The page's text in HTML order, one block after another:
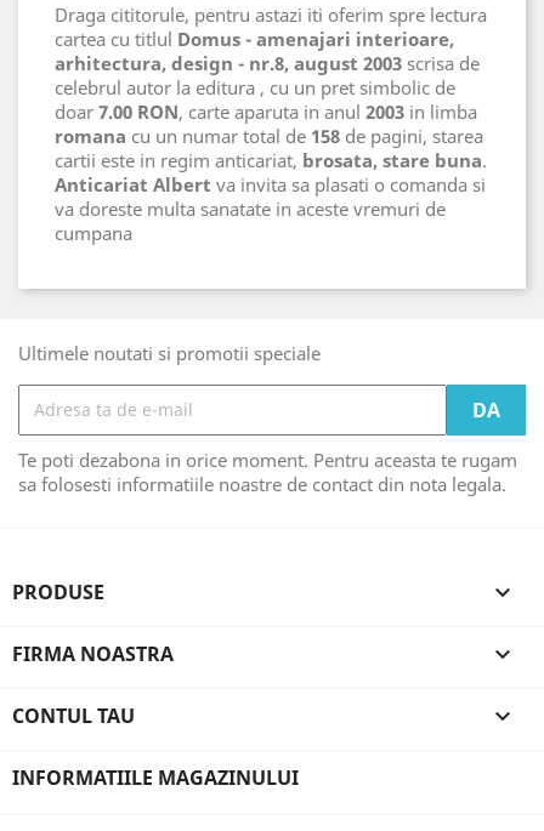
Draga cititorule, pentru astazi iti oferim spre lectura
cartea cu titlul Domus - amenajari interioare,
arhitectura, design - nr.8, august 2003 scrisa de
celebrul autor la editura , cu un pret simbolic de
doar 7.00 RON, carte aparuta in anul 2003 in limba
romana cu un numar total de 158 de pagini, starea
cartii este in regim anticariat, brosata, stare buna.
Anticariat Albert va invita sa plasati o comanda si
va doreste multa sanatate in aceste vremuri de
cumpana
Ultimele noutati si promotii speciale
Te poti dezabona in orice moment. Pentru aceasta te rugam
sa folosesti informatiile noastre de contact din nota legala.
PRODUSE 
FIRMA NOASTRA 
CONTUL TAU 
INFORMATIILE MAGAZINULUI